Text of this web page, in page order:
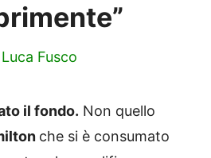
Luca Fusco
il fondo. Non quello
che si è consumato